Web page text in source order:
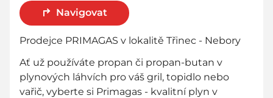
Navigovat
Prodejce PRIMAGAS v lokalitě Třinec - Nebory
Ať už používáte propan či propan-butan v
plynových láhvích pro váš gril, topidlo nebo
vařič, vyberte si Primagas - kvalitní plyn v